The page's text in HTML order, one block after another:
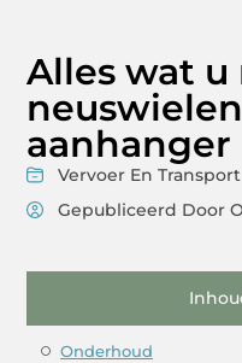
Alles wat
aanhanger
Vervoer En Transport
Gepubliceerd Door
Onderhoud